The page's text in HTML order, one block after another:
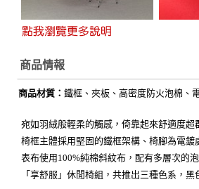
商品情報
商品材質： 鐵框、夾板、高密度防火泡棉、
宛如羽絨般輕柔的觸感，倚靠起來舒適度
椅框主體採用堅固的鐵框架構、椅腳為電
表布使用100%純棉斜紋布，配有多層次的
「享舒服」休閒椅組，共推出三種色系，